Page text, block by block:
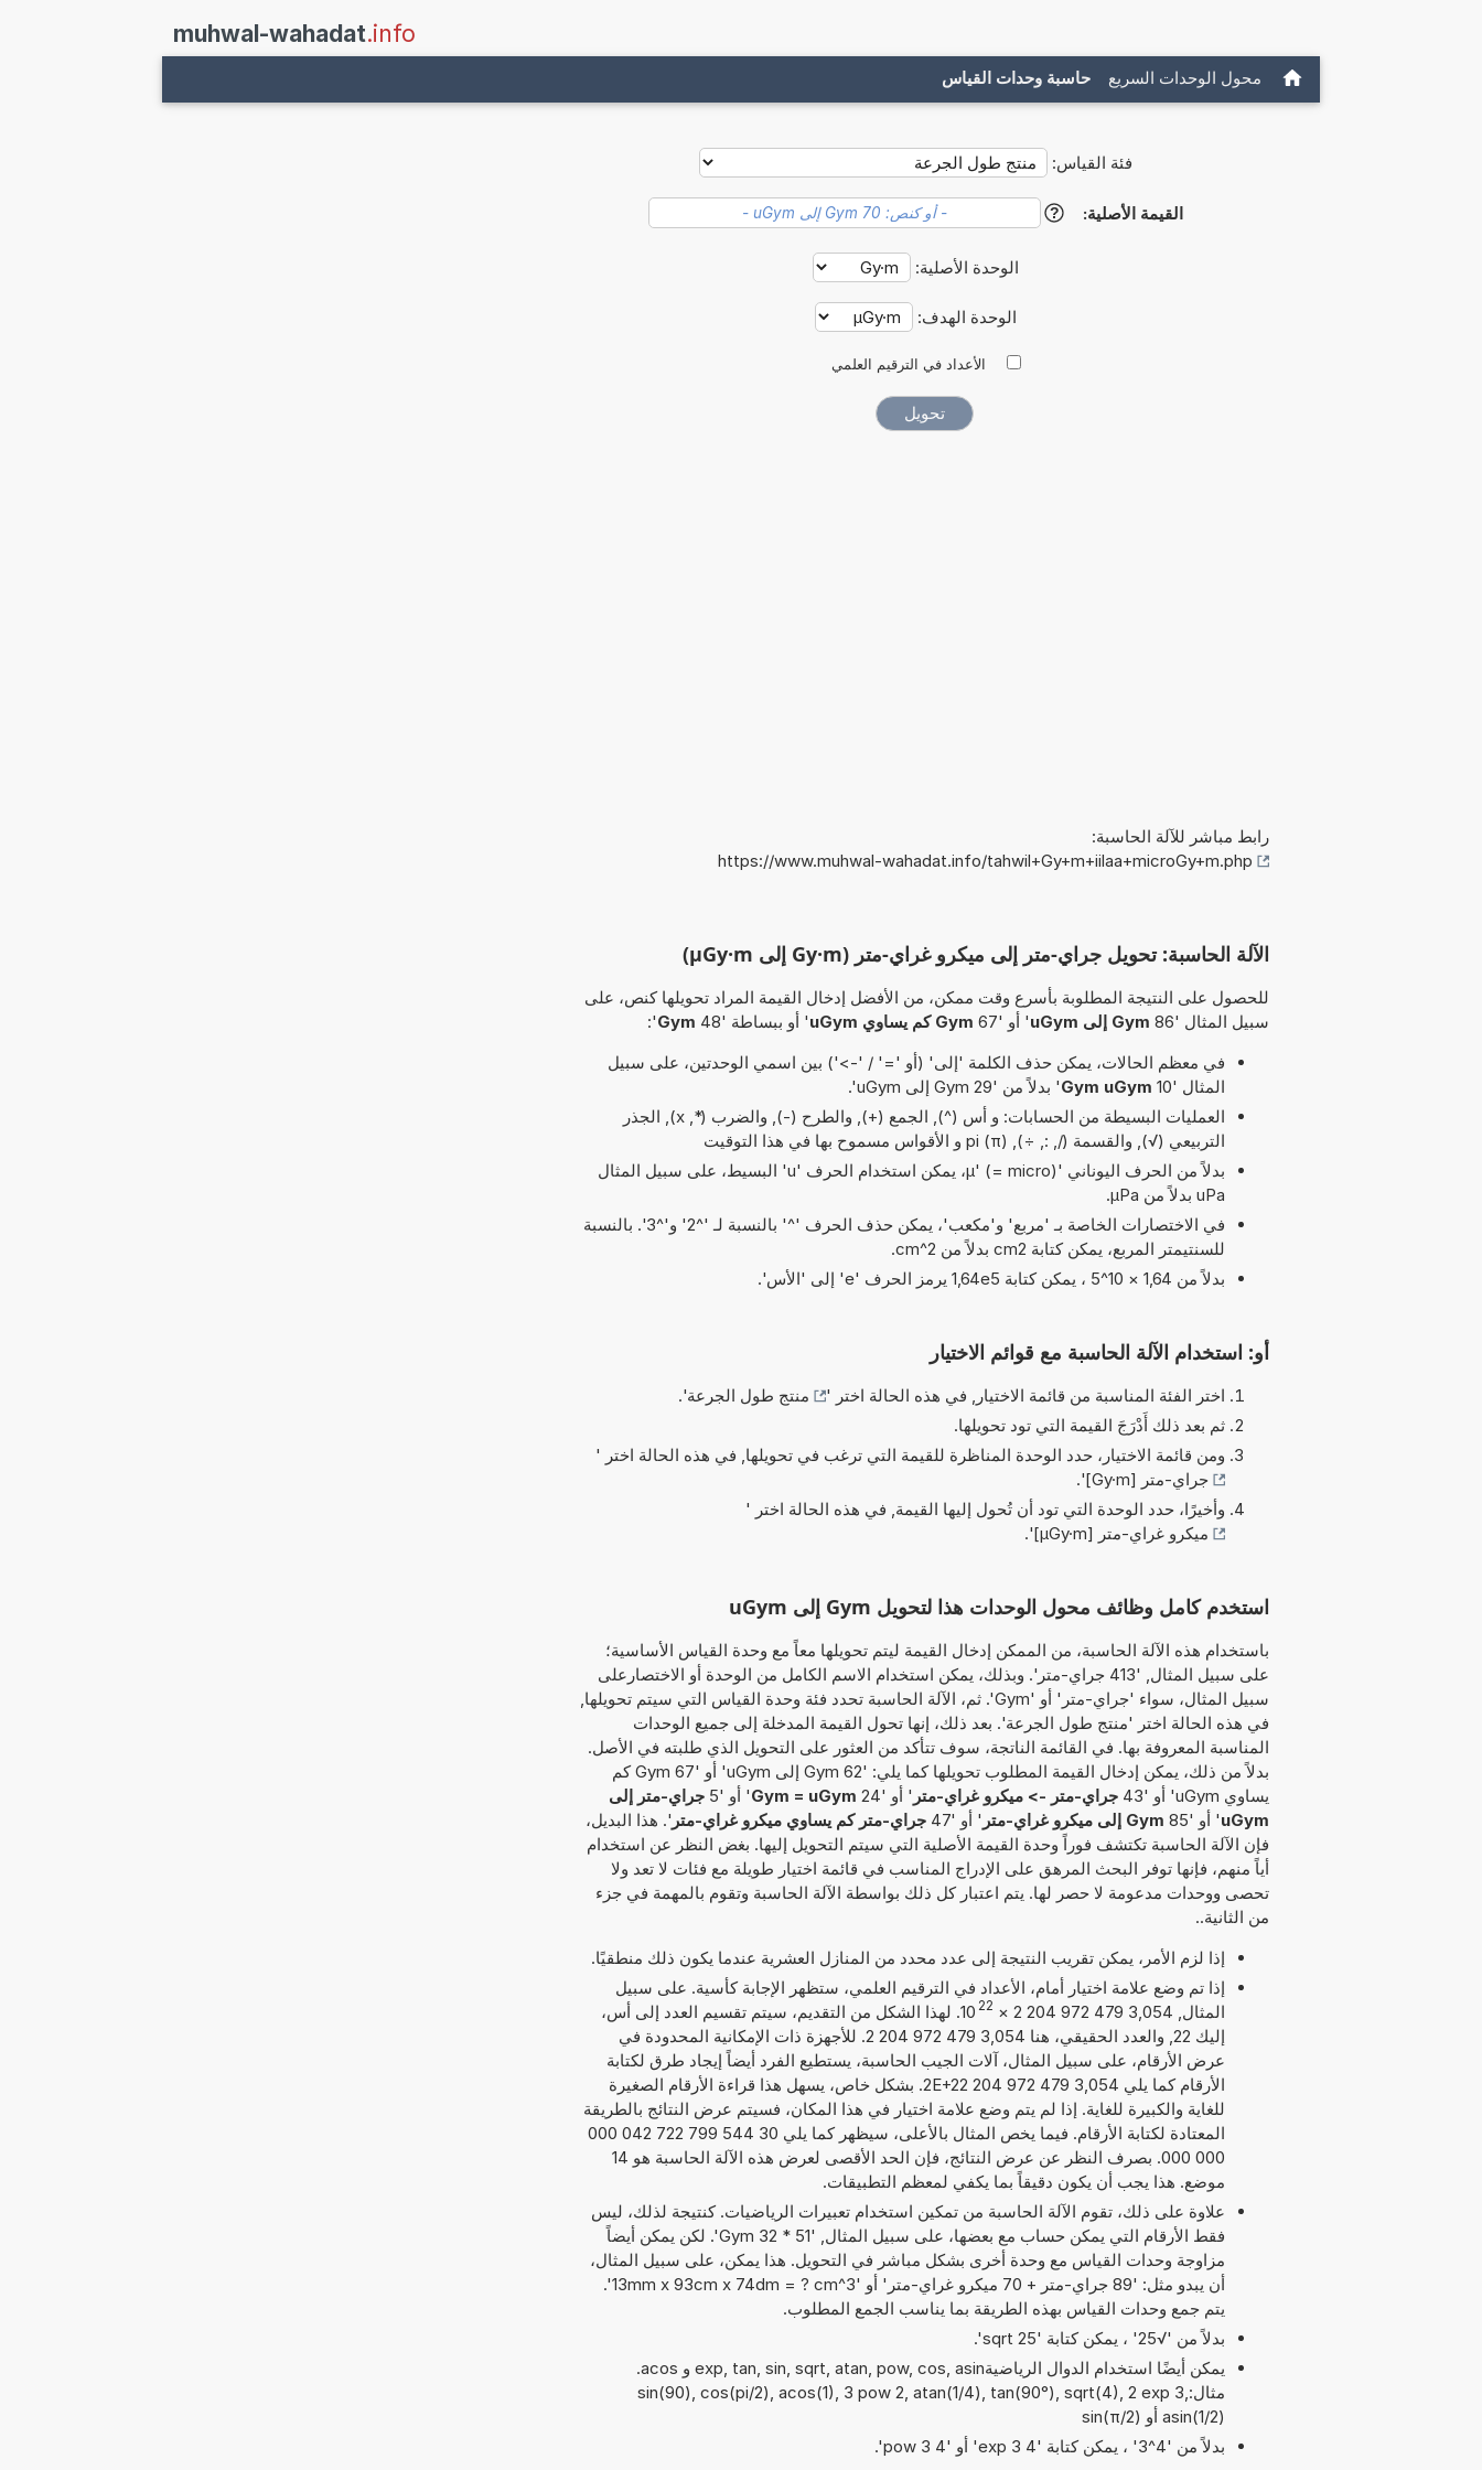
muhwal-wahadat.info
محول الوحدات السريع حاسبة وحدات القياس
فئة القياس:
القيمة الأصلية: ?
الوحدة الأصلية:
الوحدة الهدف:
الأعداد في الترقيم العلمي
رابط مباشر للآلة الحاسبة:
https://www.muhwal-wahadat.info/tahwil+Gy+m+iilaa+microGy+m.php
الآلة الحاسبة: تحويل جراي-متر إلى ميكرو غراي-متر (Gy·m إلى µGy·m)
للحصول على النتيجة المطلوبة بأسرع وقت ممكن، من الأفضل إدخال القيمة المراد تحويلها كنص، على
سبيل المثال '86
Gym إلى uGym ' أو '67 Gym كم يساوي uGym ' أو ببساطة '48 Gym
':
في معظم الحالات، يمكن حذف الكلمة 'إلى' (أو '=' / '->') بين اسمي الوحدتين، على سبيل
المثال '10
Gym uGym' بدلاً من '29 Gym إلى uGym'.
العمليات البسيطة من الحسابات: و أس (^), الجمع (+), والطرح (-), والضرب (*, x), الجذر
التربيعي (√), والقسمة (/, :, ÷), pi (π) و الأقواس مسموح بها في هذا التوقيت
بدلاً من الحرف اليوناني 'µ' (= micro)، يمكن استخدام الحرف 'u' البسيط، على سبيل المثال
uPa بدلاً من µPa.
في الاختصارات الخاصة بـ 'مربع' و'مكعب'، يمكن حذف الحرف '^' بالنسبة لـ '^2' و'^3'. بالنسبة
للسنتيمتر المربع، يمكن كتابة cm2 بدلاً من cm^2.
بدلاً من 1,64 × 10^5 ، يمكن كتابة 1,64e5 يرمز الحرف 'e' إلى 'الأس'.
أو: استخدام الآلة الحاسبة مع قوائم الاختيار
اختر الفئة المناسبة من قائمة الاختيار, في هذه الحالة اختر ' منتج طول الجرعة'.
ثم بعد ذلك أَدْرَجَ القيمة التي تود تحويلها.
ومن قائمة الاختيار، حدد الوحدة المناظرة للقيمة التي ترغب في تحويلها, في هذه الحالة اختر '
جراي-متر [Gy·m]
'.
وأخيرًا، حدد الوحدة التي تود أن تُحول إليها القيمة, في هذه الحالة اختر '
ميكرو غراي-متر [µGy·m]
'.
استخدم كامل وظائف محول الوحدات هذا لتحويل Gym إلى uGym
باستخدام هذه الآلة الحاسبة، من الممكن إدخال القيمة ليتم تحويلها معاً مع وحدة القياس الأساسية؛
على سبيل المثال, '413 جراي-متر'. وبذلك، يمكن استخدام الاسم الكامل من الوحدة أو الاختصارعلى
سبيل المثال، سواء 'جراي-متر' أو 'Gym'. ثم، الآلة الحاسبة تحدد فئة وحدة القياس التي سيتم تحويلها,
في هذه الحالة اختر 'منتج طول الجرعة'. بعد ذلك، إنها تحول القيمة المدخلة إلى جميع الوحدات
المناسبة المعروفة بها. في القائمة الناتجة، سوف تتأكد من العثور على التحويل الذي طلبته في الأصل.
بدلاً من ذلك، يمكن إدخال القيمة المطلوب تحويلها كما يلي: '62 Gym إلى uGym' أو '67 Gym كم
يساوي uGym' أو '43
جراي-متر -> ميكرو غراي-متر ' أو '24 Gym = uGym' أو '5
جراي-متر إلى
uGym' أو '85 Gym إلى ميكرو غراي-متر ' أو '47 جراي-متر كم يساوي ميكرو غراي-متر '. هذا البديل،
فإن الآلة الحاسبة تكتشف فوراً وحدة القيمة الأصلية التي سيتم التحويل إليها. بغض النظر عن استخدام
أياً منهم، فإنها توفر البحث المرهق على الإدراج المناسب في قائمة اختيار طويلة مع فئات لا تعد ولا
تحصى ووحدات مدعومة لا حصر لها. يتم اعتبار كل ذلك بواسطة الآلة الحاسبة وتقوم بالمهمة في جزء
من الثانية..
إذا لزم الأمر، يمكن تقريب النتيجة إلى عدد محدد من المنازل العشرية عندما يكون ذلك منطقيًا.
إذا تم وضع علامة اختيار أمام، الأعداد في الترقيم العلمي، ستظهر الإجابة كأسية. على سبيل
المثال, 3,054 479 972 204 2
×
10 22
. لهذا الشكل من التقديم، سيتم تقسيم العدد إلى أس،
إليك 22, والعدد الحقيقي، هنا 3,054 479 972 204 2. للأجهزة ذات الإمكانية المحدودة في
عرض الأرقام، على سبيل المثال، آلات الجيب الحاسبة، يستطيع الفرد أيضاً إيجاد طرق لكتابة
الأرقام كما يلي 3,054 479 972 204 2E+22. بشكل خاص، يسهل هذا قراءة الأرقام الصغيرة
للغاية والكبيرة للغاية. إذا لم يتم وضع علامة اختيار في هذا المكان، فسيتم عرض النتائج بالطريقة
المعتادة لكتابة الأرقام. فيما يخص المثال بالأعلى، سيظهر كما يلي 30 544 799 722 042 000
000 000. بصرف النظر عن عرض النتائج، فإن الحد الأقصى لعرض هذه الآلة الحاسبة هو 14
موضع. هذا يجب أن يكون دقيقاً بما يكفي لمعظم التطبيقات.
علاوة على ذلك، تقوم الآلة الحاسبة من تمكين استخدام تعبيرات الرياضيات. كنتيجة لذلك، ليس
فقط الأرقام التي يمكن حساب مع بعضها، على سبيل المثال, '51 * 32 Gym'. لكن يمكن أيضاً
مزاوجة وحدات القياس مع وحدة أخرى بشكل مباشر في التحويل. هذا يمكن، على سبيل المثال،
أن يبدو مثل: '89 جراي-متر + 70 ميكرو غراي-متر' أو '13mm x 93cm x 74dm = ? cm^3'.
يتم جمع وحدات القياس بهذه الطريقة بما يناسب الجمع المطلوب.
بدلاً من '√25' ، يمكن كتابة 'sqrt 25'.
يمكن أيضًا استخدام الدوال الرياضيةexp, tan, sin, sqrt, atan, pow, cos, asin و acos.
مثال:sin(90), cos(pi/2), acos(1), 3 pow 2, atan(1/4), tan(90°), sqrt(4), 2 exp 3,
asin(1/2) أو sin(π/2)
بدلاً من '4^3' ، يمكن كتابة '4 exp 3' أو '4 pow 3'.